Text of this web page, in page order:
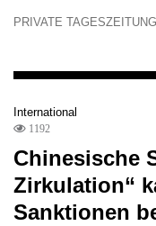
PRIVATE TAGESZEITUNG
International
1192
Chinesische
Zirkulation“
Sanktionen